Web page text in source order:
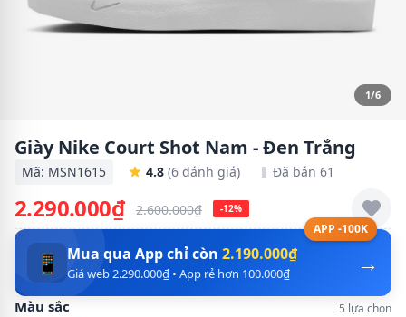
1/6
Giày Nike Court Shot Nam - Đen Trắng
Mã: MSN1615 4.8 (6 đánh giá) Đã bán 61
2.290.000₫ 2.600.000₫ -12%
APP -100K
→
📱 Mua qua App chỉ còn 2.190.000₫
Giá web 2.290.000₫ • App rẻ hơn 100.000₫
Màu sắc 5 lựa chọn